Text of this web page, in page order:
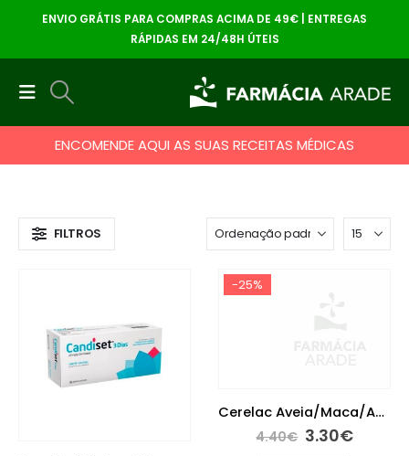
ENVIO GRÁTIS PARA COMPRAS ACIMA DE 49€ | ENTREGAS
RÁPIDAS EM 24/48H ÚTEIS
ENCOMENDE AQUI AS SUAS RECEITAS MÉDICAS
FILTROS
-25%
Cerelac Aveia/Maca/Ameix 240G 6M+
4.40€ 3.30€